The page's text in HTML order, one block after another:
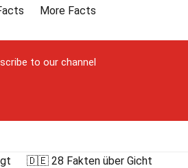
More Facts
to our channel
🇩🇪 28 Fakten über Gicht